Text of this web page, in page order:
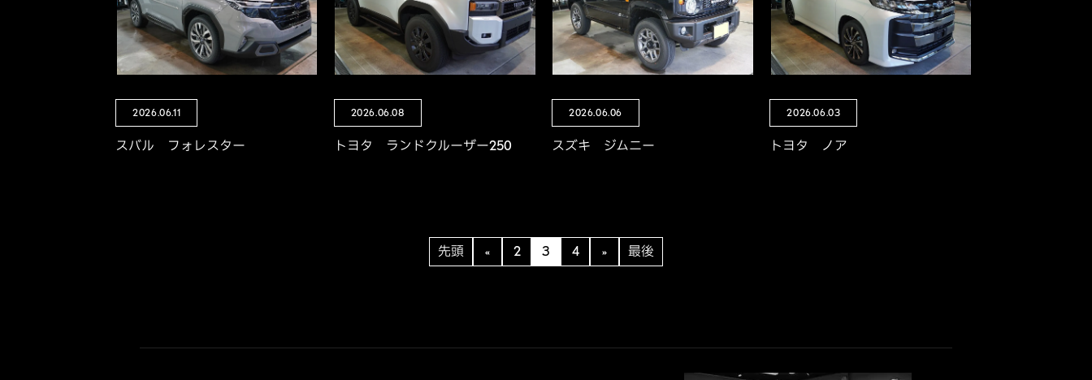
2026.06.11
スバル フォレスター
2026.06.08
トヨタ ランドクルーザー250
2026.06.06
スズキ ジムニー
2026.06.03
トヨタ ノア
先頭 « 2 3 4 » 最後